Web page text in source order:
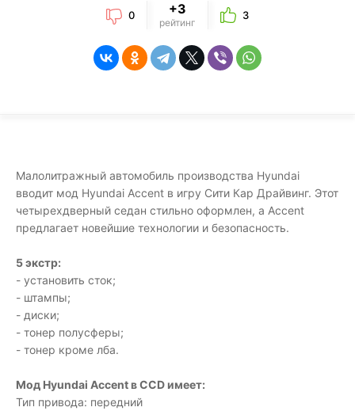
0 +3
рейтинг
3
Малолитражный автомобиль производства Hyundai
вводит мод Hyundai Accent в игру Сити Кар Драйвинг. Этот
четырехдверный седан стильно оформлен, а Accent
предлагает новейшие технологии и безопасность.
5 экстр:
- установить сток;
- штампы;
- диски;
- тонер полусферы;
- тонер кроме лба.
Мод Hyundai Accent в CCD имеет:
Тип привода: передний